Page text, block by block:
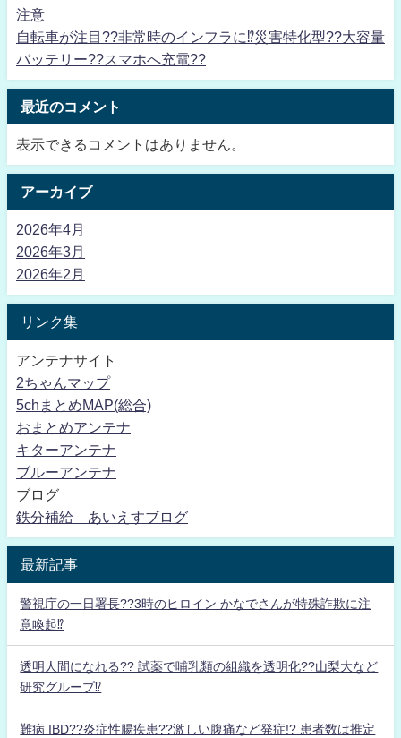
注意
自転車が注目??非常時のインフラに⁉災害特化型??大容量
バッテリー??スマホへ充電??
最近のコメント
表示できるコメントはありません。
アーカイブ
2026年4月
2026年3月
2026年2月
リンク集
アンテナサイト
2ちゃんマップ
5chまとめMAP(総合)
おまとめアンテナ
キターアンテナ
ブルーアンテナ
ブログ
鉄分補給 あいえすブログ
最新記事
警視庁の一日署長??3時のヒロイン かなでさんが特殊詐欺に注
意喚起⁉
透明人間になれる?? 試薬で哺乳類の組織を透明化??山梨大など
研究グループ⁉
難病 IBD??炎症性腸疾患??激しい腹痛など発症!? 患者数は推定